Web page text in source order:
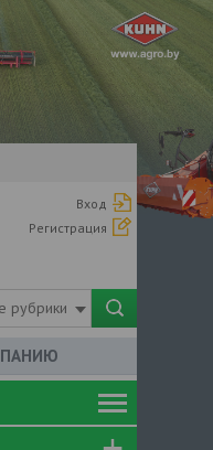
Вход
Регистрация
рубрики